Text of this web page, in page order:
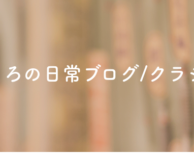
の日常ブログ/クラ